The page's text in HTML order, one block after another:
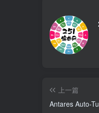
上一篇
Antares Auto-